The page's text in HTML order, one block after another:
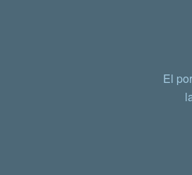
El